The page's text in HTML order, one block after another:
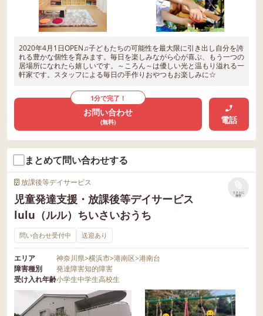
2020年4月1日OPEN♫子どもたちの可能性を最大限に引き出し自分を誇
れる豊かな個性を育みます。毎日を楽しみながら心が喜ぶ、もう一つの
居場所になれたら嬉しいです。～ころん～は優しい光と温もり溢れる一
軒家です。スタッフによる毎日の手作りおやつもお楽しみに☆
1分で完了！
お問い合わせ
(無料) 電話
まとめて問い合わせする
放課後等デイサービス
児童発達支援・放課後等デイサービス
lulu（ルル）ちいさいおうち
リストに
保存
問い合わせ受付中 送迎あり
エリア 神奈川県>横浜市>港南区>港南台
障害種別
発達障害知的障害
受け入れ年齢小学生中学生高校生